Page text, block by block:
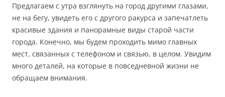
Предлагаем с утра взглянуть на город другими глазами,
не на бегу, увидеть его с другого ракурса и запечатлеть
красивые здания и панорамные виды старой части
города. Конечно, мы будем проходить мимо главных
мест, связанных с телефоном и связью, в целом. Увидим
много деталей, на которые в повседневной жизни не
обращаем внимания.